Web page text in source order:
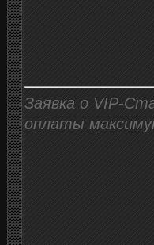
Заявка о VIP-
оплаты